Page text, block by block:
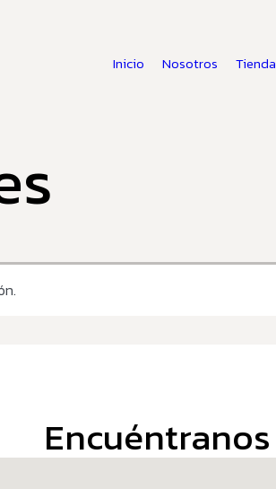
Inicio Nosotros Tienda
Encuéntranos